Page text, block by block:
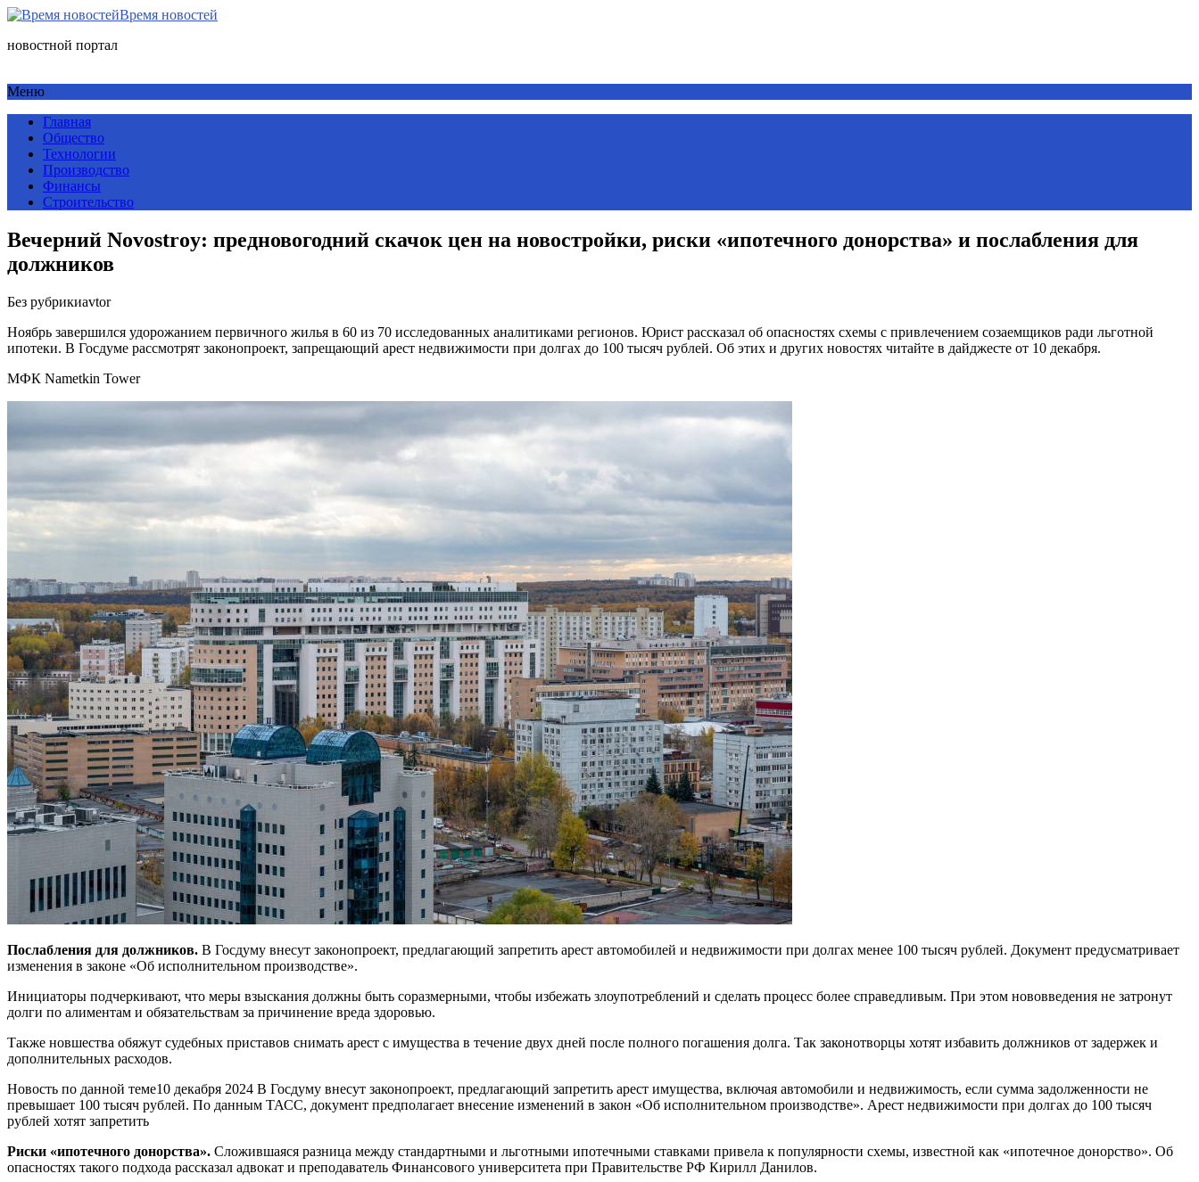
Время новостей
новостной портал
Меню
Главная
Общество
Технологии
Производство
Финансы
Строительство
Вечерний Novostroy: предновогодний скачок цен на новостройки, риски «ипотечного донорства» и послабления для
должников
Без рубрикиavtor
Ноябрь завершился удорожанием первичного жилья в 60 из 70 исследованных аналитиками регионов. Юрист рассказал об опасностях схемы с привлечением созаемщиков ради льготной
ипотеки. В Госдуме рассмотрят законопроект, запрещающий арест недвижимости при долгах до 100 тысяч рублей. Об этих и других новостях читайте в дайджесте от 10 декабря.
МФК Nametkin Tower
Послабления для должников. В Госдуму внесут законопроект, предлагающий запретить арест автомобилей и недвижимости при долгах менее 100 тысяч рублей. Документ предусматривает
изменения в законе «Об исполнительном производстве».
Инициаторы подчеркивают, что меры взыскания должны быть соразмерными, чтобы избежать злоупотреблений и сделать процесс более справедливым. При этом нововведения не затронут
долги по алиментам и обязательствам за причинение вреда здоровью.
Также новшества обяжут судебных приставов снимать арест с имущества в течение двух дней после полного погашения долга. Так законотворцы хотят избавить должников от задержек и
дополнительных расходов.
Новость по данной теме10 декабря 2024 В Госдуму внесут законопроект, предлагающий запретить арест имущества, включая автомобили и недвижимость, если сумма задолженности не
превышает 100 тысяч рублей. По данным ТАСС, документ предполагает внесение изменений в закон «Об исполнительном производстве». Арест недвижимости при долгах до 100 тысяч
рублей хотят запретить
Риски «ипотечного донорства». Сложившаяся разница между стандартными и льготными ипотечными ставками привела к популярности схемы, известной как «ипотечное донорство». Об
опасностях такого подхода рассказал адвокат и преподаватель Финансового университета при Правительстве РФ Кирилл Данилов.